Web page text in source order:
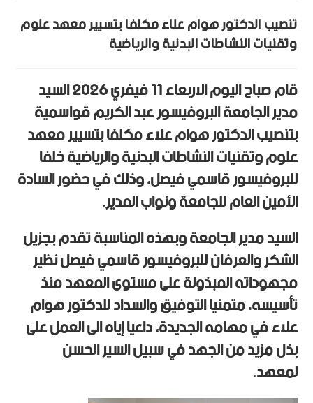
تنصيب الدكتور هوام علاء مكلفا بتسيير معهد علوم
وتقنيات النشاطات البدنية والرياضية
قام صباح اليوم الاربعاء 11 فيفري 2026 السيد
مدير الجامعة البروفيسور عبد الكريم قواسمية
بتنصيب الدكتور هوام علاء مكلفا بتسيير معهد
علوم وتقنيات النشاطات البدنية والرياضية خلفا
للبروفيسور قاسمي فيصل، وذلك في حضور السادة
الأمين العام للجامعة ونواب المدير.
السيد مدير الجامعة وبهذه المناسبة تقدم بجزيل
الشكر والعرفان للبروفيسور قاسمي فيصل نظير
مجهوداته المبذولة على مستوى المعهد منذ
تأسيسه، متمنيا التوفيق والسداد للدكتور هوام
علاء في مهامه الجديدة، داعيا إياه الى العمل على
بذل مزيد من الجهد في سبيل السير الحسن
لمعهد.